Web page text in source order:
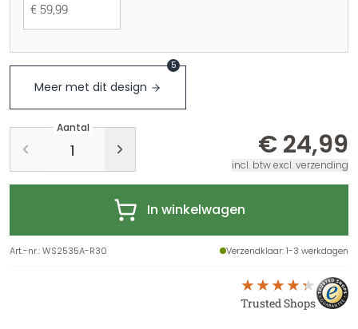
€ 59,99
Meer met dit design
5
Aantal
€ 24,99
incl. btw excl. verzending
In winkelwagen
Art.-nr.:WS2535A-R30 Verzendklaar: 1-3 werkdagen
Trusted Shops